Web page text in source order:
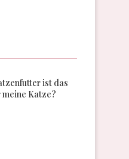
ist das
Katze?